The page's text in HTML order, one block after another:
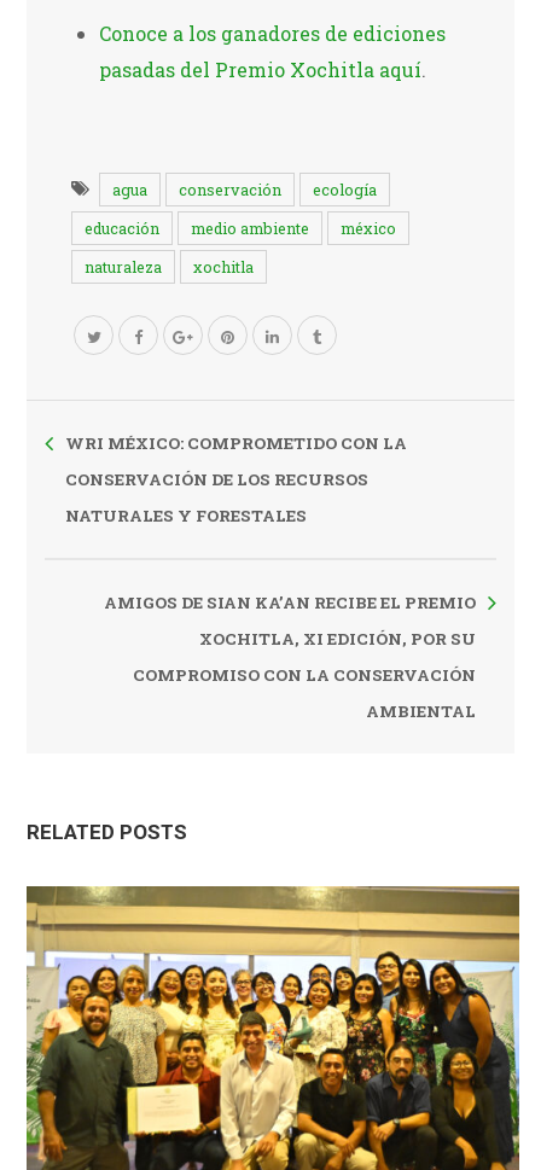
Conoce a los ganadores de ediciones
pasadas del Premio Xochitla aquí.
agua conservación
ecología
educación
medio ambiente
méxico
naturaleza
xochitla
WRI MÉXICO: COMPROMETIDO CON LA
CONSERVACIÓN DE LOS RECURSOS
NATURALES Y FORESTALES
AMIGOS DE SIAN KA’AN RECIBE EL PREMIO
XOCHITLA, XI EDICIÓN, POR SU
COMPROMISO CON LA CONSERVACIÓN
AMBIENTAL
RELATED POSTS